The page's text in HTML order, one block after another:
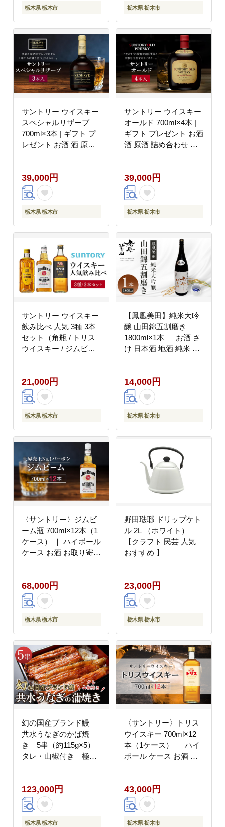
栃木県 栃木市 栃木県 栃木市
サントリー ウイスキー
スペシャルリザーブ
700ml×3本 | ギフト プ
レゼント お酒 酒 原酒
ロック 水割り 家飲み
宅飲み パーティー 宴会
39,000円
栃木県 栃木市
サントリー ウイスキー
オールド 700ml×4本 |
ギフト プレゼント お酒
酒 原酒 詰め合わせ ウ
家飲み 宅飲み パーティ
ー 宴会
39,000円
栃木県 栃木市
サントリー ウイスキー
飲み比べ 人気 3種 3本
セット（角瓶 / トリス
ウイスキー / ジムビー
合わせ SUNTORY ウィ
スキー ハイボール ロッ
ク 水割り 家飲み 宅飲
み パーティー 宴会
21,000円
栃木県 栃木市
【鳳凰美田】純米大吟
醸 山田錦五割磨き
1800ml×1本 ｜ お酒 さ
け 日本酒 地酒 純米 大
14,000円
栃木県 栃木市
〈サントリー〉ジムビ
ーム瓶 700ml×12本（1
ケース） ｜ ハイボール
ケース お酒 お取り寄せ
ジムビーム 酒 さけ 人
気 おすすめ 栃木市
68,000円
栃木県 栃木市
野田琺瑯 ドリップケト
ル 2L （ホワイト）
【クラフト 民芸 人気
おすすめ 】
23,000円
栃木県 栃木市
幻の国産ブランド鰻
共水うなぎのかば焼
き 5串（約115g×5）
タレ・山椒付き 極上
介類 水産 食品 人気 お
すすめ 】
123,000円
栃木県 栃木市
〈サントリー〉トリス
ウイスキー 700ml×12
本（1ケース） ｜ ハイ
ボール ケース お酒 お
ントリー トリス 酒 さ
け 人気 おすすめ 栃木
市
43,000円
栃木県 栃木市